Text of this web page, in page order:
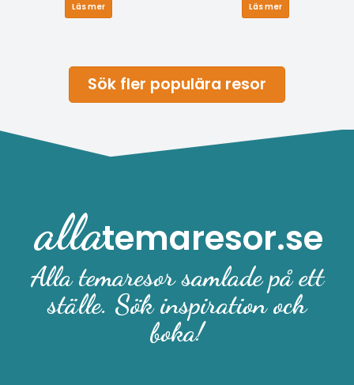
Läs mer Läs mer
Sök fler populära resor
allatemaresor.se
Alla temaresor samlade på ett
ställe. Sök inspiration och
boka!